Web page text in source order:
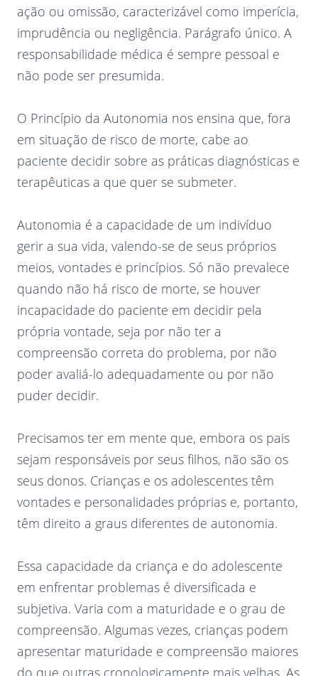
ação ou omissão, caracterizável como imperícia,
imprudência ou negligência. Parágrafo único. A
responsabilidade médica é sempre pessoal e
não pode ser presumida.
O Princípio da Autonomia nos ensina que, fora
em situação de risco de morte, cabe ao
paciente decidir sobre as práticas diagnósticas e
terapêuticas a que quer se submeter.
Autonomia é a capacidade de um indivíduo
gerir a sua vida, valendo-se de seus próprios
meios, vontades e princípios. Só não prevalece
quando não há risco de morte, se houver
incapacidade do paciente em decidir pela
própria vontade, seja por não ter a
compreensão correta do problema, por não
poder avaliá-lo adequadamente ou por não
puder decidir.
Precisamos ter em mente que, embora os pais
sejam responsáveis por seus filhos, não são os
seus donos. Crianças e os adolescentes têm
vontades e personalidades próprias e, portanto,
têm direito a graus diferentes de autonomia.
Essa capacidade da criança e do adolescente
em enfrentar problemas é diversificada e
subjetiva. Varia com a maturidade e o grau de
compreensão. Algumas vezes, crianças podem
apresentar maturidade e compreensão maiores